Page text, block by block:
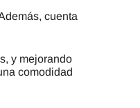
cuenta
y mejorando
comodidad